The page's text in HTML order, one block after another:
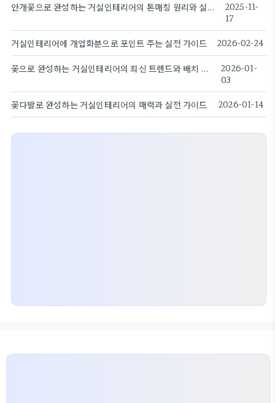
안개꽃으로 완성하는 거실인테리어의 톤매칭 원리와 실용 가이드
2025-11-
17
거실인테리어에 개업화분으로 포인트 주는 실전 가이드 2026-02-24
꽃으로 완성하는 거실인테리어의 최신 트렌드와 배치 아이디어
2026-01-
03
꽃다발로 완성하는 거실인테리어의 매력과 실전 가이드 2026-01-14